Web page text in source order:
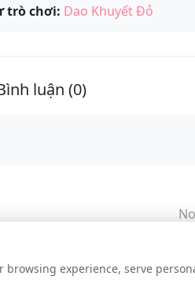
trò chơi: Dao Khuyết Đỏ
luận (0)
browsing experience, serve